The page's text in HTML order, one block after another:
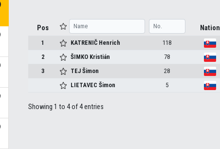
Pos Nation
1 KATRENIČ Henrich 118
2
ŠIMKO Kristián 78
3
TEJŠimon 28
LIETAVECŠimon 5
Showing 1 to 4 of 4 entries